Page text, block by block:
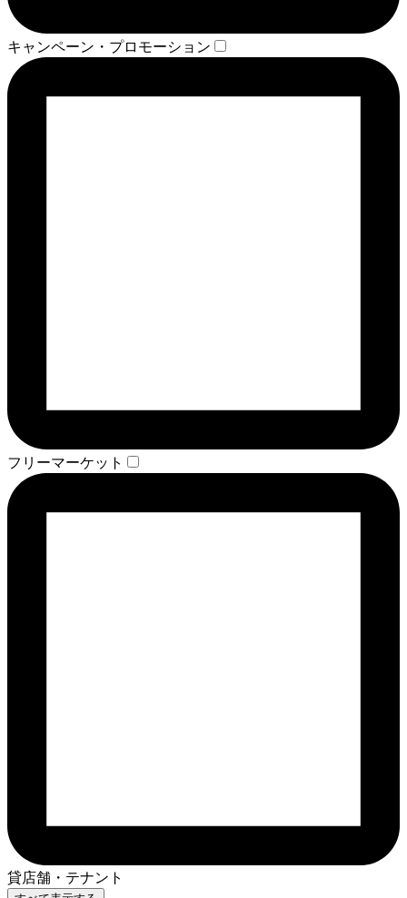
キャンペーン・プロモーション
フリーマーケット
貸店舗・テナント